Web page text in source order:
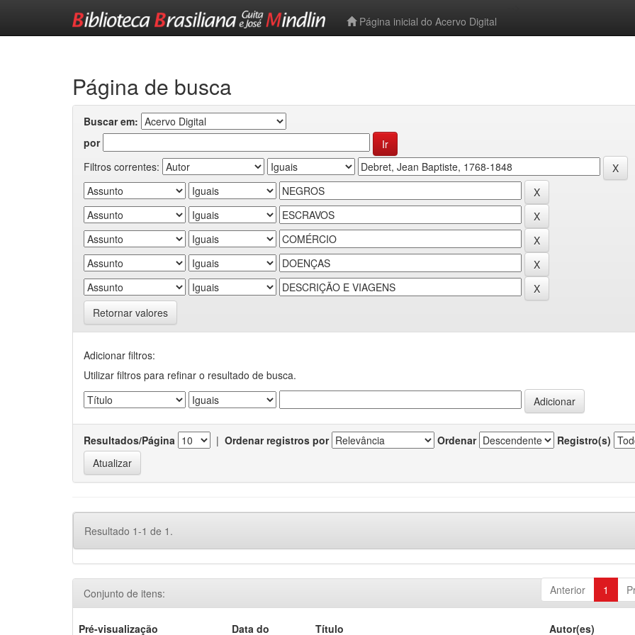
Página inicial do Acervo Digital
Página de busca
Buscar em:
por
Filtros correntes:
Retornar valores
Adicionar filtros:
Utilizar filtros para refinar o resultado de busca.
Resultados/Página | Ordenar registros por Ordenar Registro(s)
Resultado 1-1 de 1.
Anterior 1
Conjunto de itens:
Pré-visualização Data do Título Autor(es)